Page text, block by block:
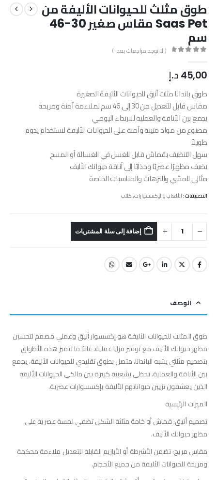
طوق مثلث للحيوانات الأليفة من
Saas Pet مقاس صغير 30-46
سم
( لا توجد مراجعات بعد. )
45,00 د.إ
طوق باندانا مثلث أنيق للحيوانات الأليفة الصغيرة
مقاس قابل للتعديل من 30 إلى 46 سم لملاءمة آمنة ومريحة
يجمع بين الأناقة والعملية للارتداء اليومي
مصنوع من مواد متينة وآمنة على الحيوانات الأليفة لاستخدام يدوم
طويلاً
سهل التنظيف بقماش قابل للغسل في الغسالة أو المسح
يضيف مظهرًا عصريًا وجذابًا إلى أناقة حيوانك الأليف
مثالي للمشي والنزهات والمناسبات الخاصة
التصنيفات:الألعاب والإكسسوارات,كلاب
إضافة إلى سلة المشتريات
الوصف
طوق المثلث للحيوانات الأليفة هو إكسسوار أنيق وعملي مصمم لتحسين
مظهر حيوانك الأليف مع توفير مزايا عملية. غالبًا ما تتميز هذه الأطواق
بتصميم مثلثي يشبه الباندانا، متصل بطوق تقليدي للحيوانات الأليفة، يجمع
بين الأناقة والعملية. تحظى بشعبية كبيرة بين مالكي الحيوانات الأليفة
الذين يعشقون تزيين حيواناتهم الأليفة بإكسسوارات عصرية.
الميزات الرئيسية
تصميم أنيق: قماش أو خامة مثلثة الشكل تضفي لمسة عصرية على
مظهر حيوانك الأليف.
مقاس مريح: تضمن الأشرطة أو الأبازيم القابلة للتعديل ملاءمة محكمة
ومريحة للحيوانات الأليفة من جميع الأحجام.